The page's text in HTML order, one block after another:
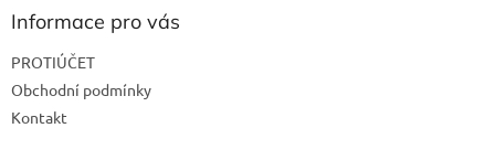
Informace pro vás
PROTIÚČET
Obchodní podmínky
Kontakt